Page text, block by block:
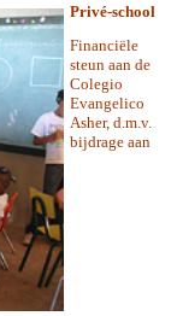
Privé-school
Financiële
steun aan de
Colegio
Evangelico
Asher, d.m.v.
bijdrage aan